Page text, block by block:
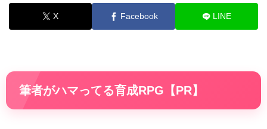
X Facebook LINE
筆者がハマってる育成RPG【PR】